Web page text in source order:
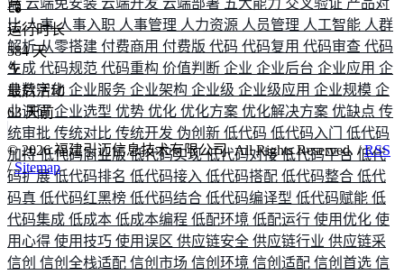
比人事人事入职 人事管理 人力资源 人员管理 人工智能 人群
解析从零搭建 付费商用 付费版 代码 代码复用 代码审查 代码
生成 代码规范 代码重构 价值判断 企业 企业后台 企业应用 企
业数字化 企业服务 企业架构 企业级 企业级应用 企业规模 企
业调研企业选型 优势 优化 优化方案 优化解决方案 优缺点 传
统审批 传统对比 传统开发 伪创新 低代码 低代码入门 低代码
加持低代码商业版低代码实现低代码对接低代码平台 低代
码扩展低代码排名 低代码接入 低代码搭配 低代码整合 低代
码真 低代码红黑榜 低代码结合 低代码编译型 低代码赋能 低
代码集成 低成本 低成本编程 低配环境 低配运行 使用优化 使
用心得 使用技巧 使用误区 供应链安全 供应链行业 供应链采
信创 信创全栈适配 信创市场 信创环境 信创适配 信创首选 信
运行时长
584 天
最后活动
63 天前
©2026福建引迈信息技术有限公司. All Rights Reserved. /RSS
/Sitemap